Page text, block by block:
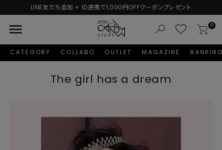
クーポンプレゼント 新規会員登録で1,000円分のポ
menu 0
CATEGORY COLLABO OUTLET MAGAZINE
The girl has a dream